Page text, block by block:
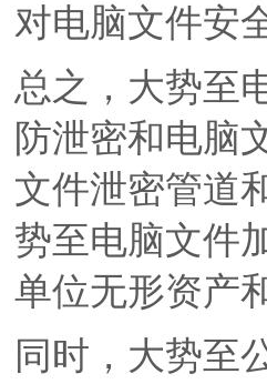
对电脑文件安
总之，大势至
防泄密和电脑
文件泄密管道
势至电脑文件
单位无形资产
同时，大势至